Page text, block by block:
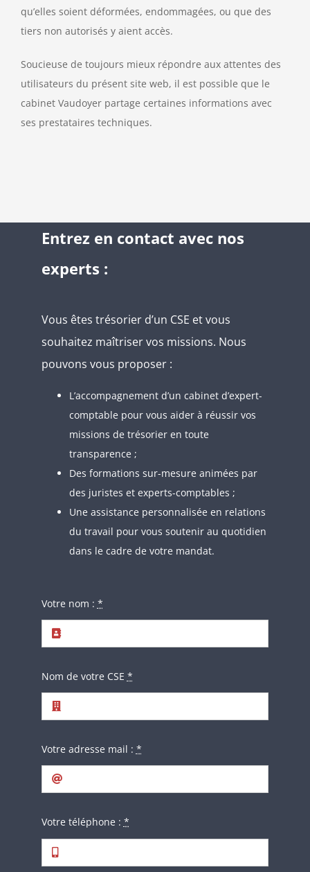
qu’elles soient déformées, endommagées, ou que des
tiers non autorisés y aient accès.
Soucieuse de toujours mieux répondre aux attentes des
utilisateurs du présent site web, il est possible que le
cabinet Vaudoyer partage certaines informations avec
ses prestataires techniques.
Entrez en contact avec nos
experts :
Vous êtes trésorier d’un CSE et vous
souhaitez maîtriser vos missions. Nous
pouvons vous proposer :
L’accompagnement d’un cabinet d’expert-
comptable pour vous aider à réussir vos
missions de trésorier en toute
transparence ;
Des formations sur-mesure animées par
des juristes et experts-comptables ;
Une assistance personnalisée en relations
du travail pour vous soutenir au quotidien
dans le cadre de votre mandat.
Votre nom : *
Nom de votre CSE *
Votre adresse mail : *
Votre téléphone : *